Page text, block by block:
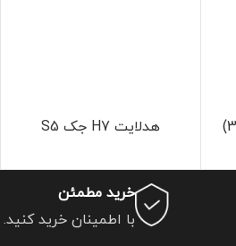
هدلایت H7 جک S5
خرید مطمئن
با اطمینان خرید کنید.